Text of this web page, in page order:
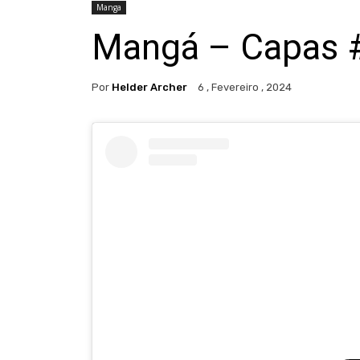
Manga
Mangá – Capas
Por Helder Archer 6 , Fevereiro , 2024